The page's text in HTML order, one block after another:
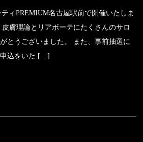
ィPREMIUM名古屋駅前で開催いたしま
膚理論とリアボーテにたくさんのサロ
とうございました。 また、事前抽選に
申込をいた […]